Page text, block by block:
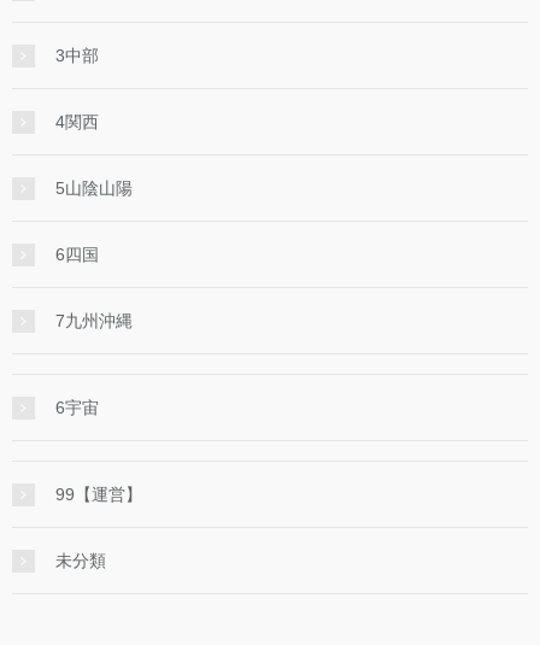
3中部
4関西
5山陰山陽
6四国
7九州沖縄
6宇宙
99【運営】
未分類